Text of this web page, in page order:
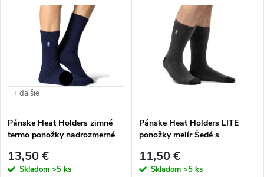
+ ďalšie
Pánske Heat Holders zimné
termo ponožky nadrozmerné
13,50 €
Skladom >5 ks
Pánske Heat Holders LITE
ponožky melír Šedé s
11,50 €
Skladom >5 ks